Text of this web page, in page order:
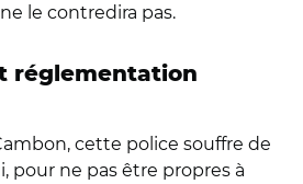
le contredira pas.
réglementation
cette police souffre de
pour ne pas être propres à